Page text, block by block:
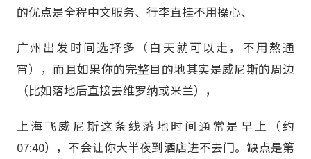
的优点是全程中文服务、行李直挂不用操心、
广州出发时间选择多（白天就可以走，不用熬通
宵），而且如果你的完整目的地其实是威尼斯的周边
（比如落地后直接去维罗纳或米兰），
上海飞威尼斯这条线落地时间通常是早上（约
07:40），不会让你大半夜到酒店进不去门。缺点是第